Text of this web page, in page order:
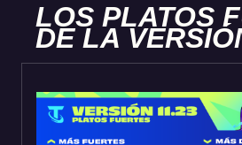
LOS PLATOS
DE LA